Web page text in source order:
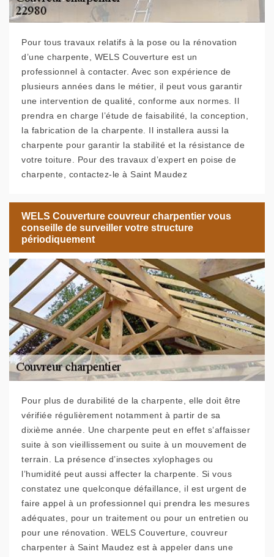
Pour tous travaux relatifs à la pose ou la rénovation
d’une charpente, WELS Couverture est un
professionnel à contacter. Avec son expérience de
plusieurs années dans le métier, il peut vous garantir
une intervention de qualité, conforme aux normes. Il
prendra en charge l’étude de faisabilité, la conception,
la fabrication de la charpente. Il installera aussi la
charpente pour garantir la stabilité et la résistance de
votre toiture. Pour des travaux d’expert en poise de
charpente, contactez-le à Saint Maudez
WELS Couverture couvreur charpentier vous
conseille de surveiller votre structure
périodiquement
Pour plus de durabilité de la charpente, elle doit être
vérifiée régulièrement notamment à partir de sa
dixième année. Une charpente peut en effet s’affaisser
suite à son vieillissement ou suite à un mouvement de
terrain. La présence d’insectes xylophages ou
l’humidité peut aussi affecter la charpente. Si vous
constatez une quelconque défaillance, il est urgent de
faire appel à un professionnel qui prendra les mesures
adéquates, pour un traitement ou pour un entretien ou
pour une rénovation. WELS Couverture, couvreur
charpenter à Saint Maudez est à appeler dans une